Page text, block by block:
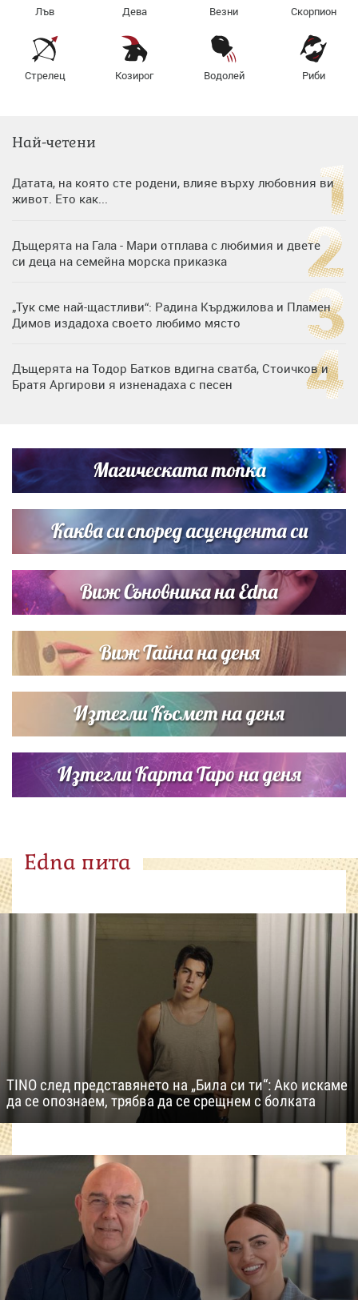
Лъв Дева Везни Скорпион
Стрелец Козирог Водолей Риби
Най-четени
Датата, на която сте родени, влияе върху любовния ви
живот. Ето как...
Дъщерята на Гала - Мари отплава с любимия и двете
си деца на семейна морска приказка
„Тук сме най-щастливи“: Радина Кърджилова и Пламен
Димов издадоха своето любимо място
Дъщерята на Тодор Батков вдигна сватба, Стоичков и
Братя Аргирови я изненадаха с песен
Списъкът е ясен: Джей Ло и Риана във ВИП гостите на
сватбата на Роналдо
Магическата топка
Каква си според асцендента си
Виж Съновника на Edna
Виж Тайна на деня
Изтегли Късмет на деня
Изтегли Карта Таро на деня
Edna пита
TINO след представянето на „Била си ти“: Ако искаме
да се опознаем, трябва да се срещнем с болката